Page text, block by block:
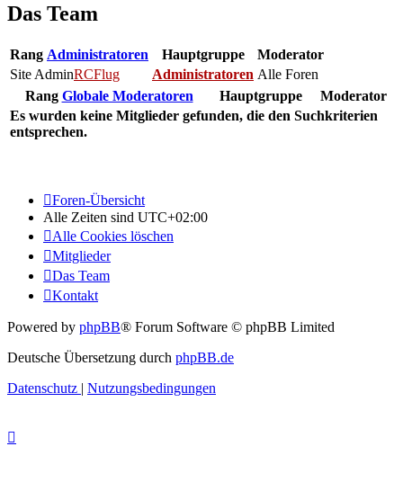
Das Team
Rang Administratoren Hauptgruppe
Moderator
Site AdminRCFlug Administratoren Alle Foren
Rang Globale Moderatoren Hauptgruppe
Moderator
Es wurden keine Mitglieder gefunden, die den Suchkriterien
entsprechen.
Foren-Übersicht
Alle Zeiten sind UTC+02:00
Alle Cookies löschen
Mitglieder
Das Team
Kontakt
Powered by phpBB® Forum Software © phpBB Limited
Deutsche Übersetzung durch phpBB.de
Datenschutz | Nutzungsbedingungen